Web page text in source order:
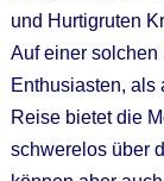
und Hurtigruten
Auf einer solchen
Enthusiasten, als
Reise bietet die
schwerelos über